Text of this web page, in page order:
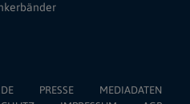
PRESSE
MEDIADATEN